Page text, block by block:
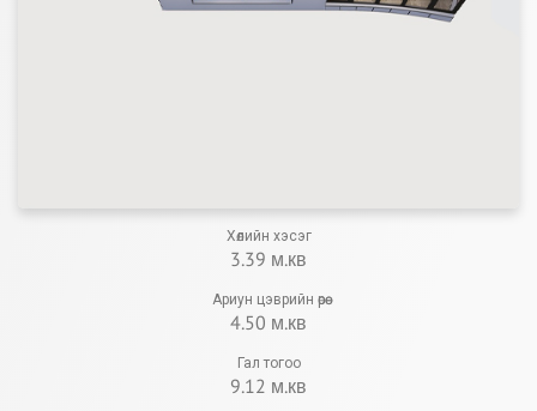
Хөлийн хэсэг
3.39 м.кв
Ариун цэврийн өрөө
4.50 м.кв
Гал тогоо
9.12 м.кв